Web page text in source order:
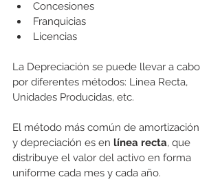
Concesiones
Franquicias
Licencias
La Depreciación se puede llevar a cabo
por diferentes métodos: Linea Recta,
Unidades Producidas, etc.
El método más común de amortización
y depreciación es en línea recta, que
distribuye el valor del activo en forma
uniforme cada mes y cada año.